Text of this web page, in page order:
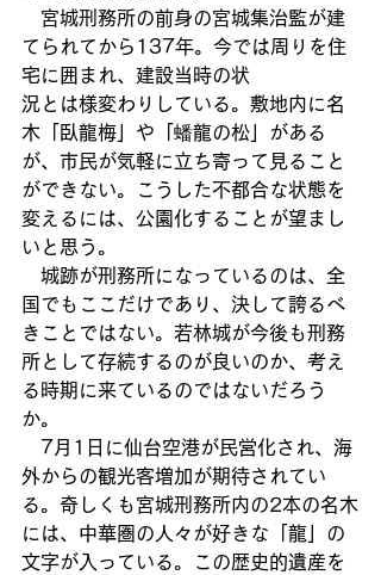
宮城刑務所の前身の宮城集治監が建
てられてから137年。今では周りを住
宅に囲まれ、建設当時の状
況とは様変わりしている。敷地内に名
木「臥龍梅」や「蟠龍の松」がある
が、市民が気軽に立ち寄って見ること
ができない。こうした不都合な状態を
変えるには、公園化することが望まし
いと思う。
城跡が刑務所になっているのは、全
国でもここだけであり、決して誇るべ
きことではない。若林城が今後も刑務
所として存続するのが良いのか、考え
る時期に来ているのではないだろう
か。
7月1日に仙台空港が民営化され、海
外からの観光客増加が期待されてい
る。奇しくも宮城刑務所内の2本の名木
には、中華圏の人々が好きな「龍」の
文字が入っている。この歴史的遺産を